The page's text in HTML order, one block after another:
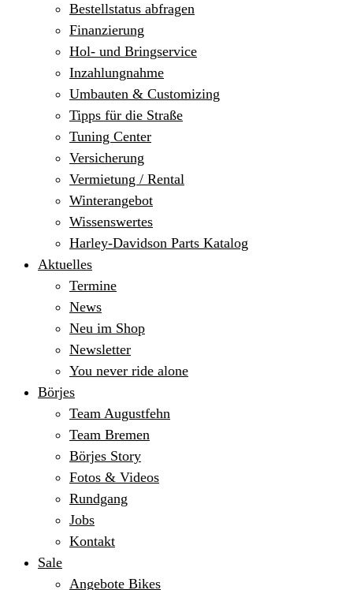
Bestellstatus abfragen
Finanzierung
Hol- und Bringservice
Inzahlungnahme
Umbauten & Customizing
Tipps für die Straße
Tuning Center
Versicherung
Vermietung / Rental
Winterangebot
Wissenswertes
Harley-Davidson Parts Katalog
Aktuelles
Termine
News
Neu im Shop
Newsletter
You never ride alone
Börjes
Team Augustfehn
Team Bremen
Börjes Story
Fotos & Videos
Rundgang
Jobs
Kontakt
Sale
Angebote Bikes